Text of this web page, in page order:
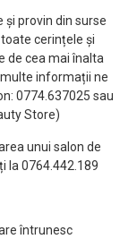
și provin din surse
cerințele și
de cea mai înalta
informații ne
0774.637025 sau
Store)
unui salon de
la 0764.442.189
întrunesc